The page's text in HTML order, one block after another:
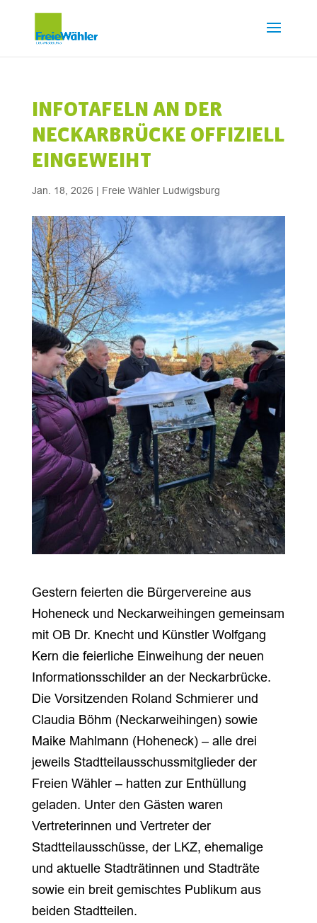
INFOTAFELN AN DER
NECKARBRÜCKE OFFIZIELL
EINGEWEIHT
Jan. 18, 2026 | Freie Wähler Ludwigsburg
Gestern feierten die Bürgervereine aus
Hoheneck und Neckarweihingen gemeinsam
mit OB Dr. Knecht und Künstler Wolfgang
Kern die feierliche Einweihung der neuen
Informationsschilder an der Neckarbrücke.
Die Vorsitzenden Roland Schmierer und
Claudia Böhm (Neckarweihingen) sowie
Maike Mahlmann (Hoheneck) – alle drei
jeweils Stadtteilausschussmitglieder der
Freien Wähler – hatten zur Enthüllung
geladen. Unter den Gästen waren
Vertreterinnen und Vertreter der
Stadtteilausschüsse, der LKZ, ehemalige
und aktuelle Stadträtinnen und Stadträte
sowie ein breit gemischtes Publikum aus
beiden Stadtteilen.